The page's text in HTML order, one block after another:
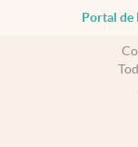
Portal de